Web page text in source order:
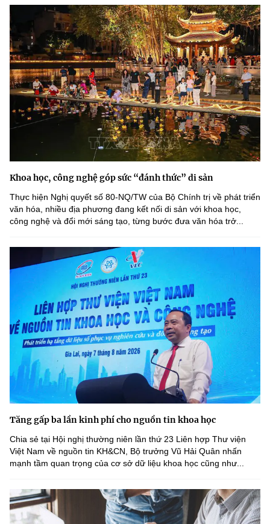
Khoa học, công nghệ góp sức “đánh thức” di sản
Thực hiện Nghị quyết số 80-NQ/TW của Bộ Chính trị về phát triển
văn hóa, nhiều địa phương đang kết nối di sản với khoa học,
công nghệ và đổi mới sáng tạo, từng bước đưa văn hóa trở...
Tăng gấp ba lần kinh phí cho nguồn tin khoa học
Chia sẻ tại Hội nghị thường niên lần thứ 23 Liên hợp Thư viện
Việt Nam về nguồn tin KH&CN, Bộ trưởng Vũ Hải Quân nhấn
mạnh tầm quan trọng của cơ sở dữ liệu khoa học cũng như...